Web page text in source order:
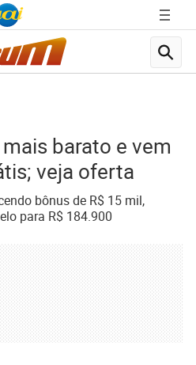
barato e vem
veja oferta
bônus de R$ 15 mil,
para R$ 184.900